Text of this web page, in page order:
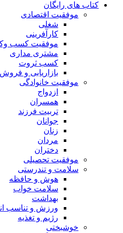
کتاب های رایگان
موفقیت اقتصادی
شغلی
کارآفرینی
موفقیت کسب
مشتری مداری
کسب ثروت
بازاریابی و فروش
موفقیت خانوادگی
ازدواج
همسران
تربیت فرزند
جوانان
زنان
مردان
دختران
موفقیت تحصیلی
سلامت و تندرستی
هوش و حافظه
سلامت خواب
بهداشت
ورزش و تناسب
رژیم و تغذیه
خوشبختی